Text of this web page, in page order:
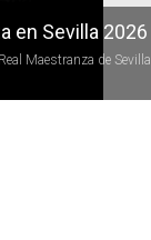
en Sevilla 2026
Maestranza de Sevilla